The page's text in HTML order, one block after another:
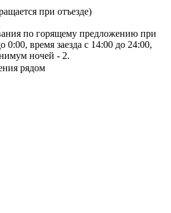
при отъезде)
по горящему предложению при
0:00, время заезда с 14:00 до 24:00,
ночей - 2.
рядом